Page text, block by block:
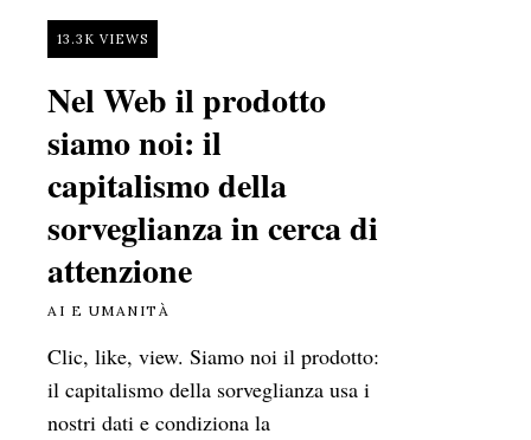
13.3K VIEWS
Nel Web il prodotto
siamo noi: il
capitalismo della
sorveglianza in cerca di
attenzione
AI E UMANITÀ
Clic, like, view. Siamo noi il prodotto:
il capitalismo della sorveglianza usa i
nostri dati e condiziona la